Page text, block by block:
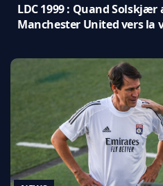
LDC 1999 : Quand
Manchester United vers la